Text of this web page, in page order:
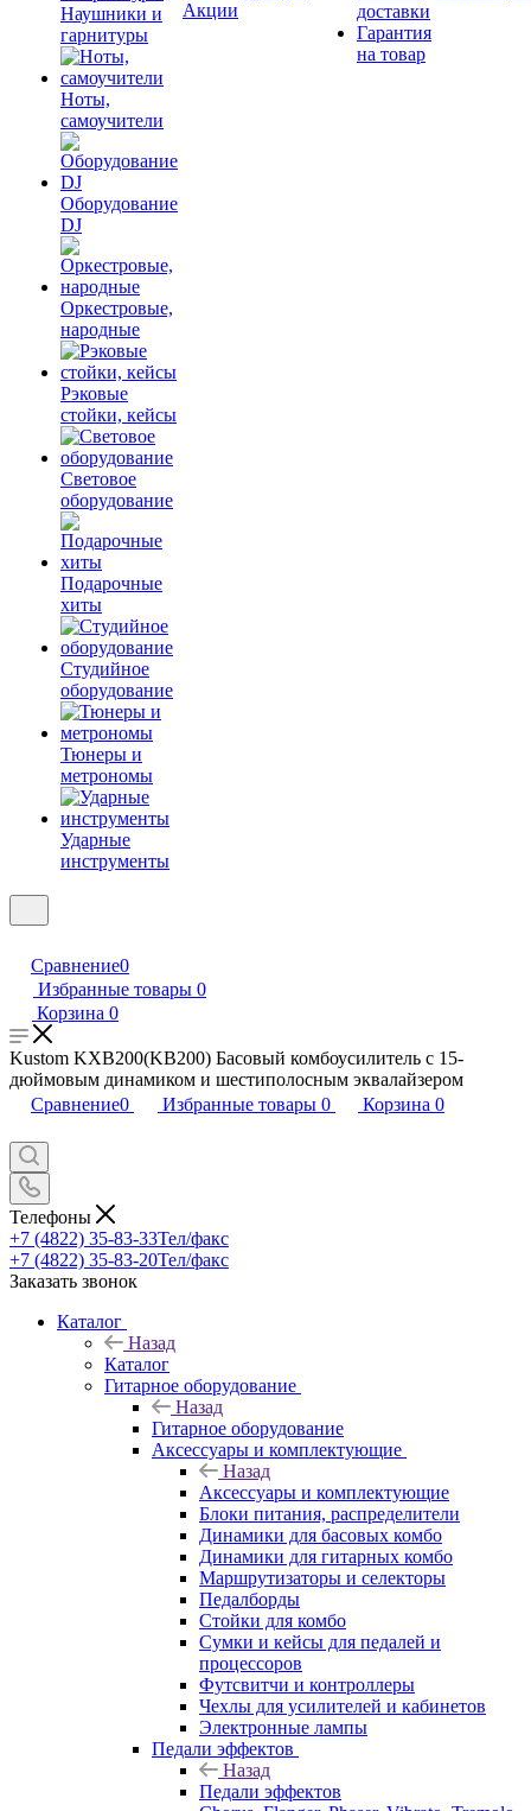
Наушники и
гарнитуры
Ноты,
самоучители
Оборудование
DJ
Оркестровые,
народные
Рэковые
стойки, кейсы
Световое
оборудование
Подарочные
хиты
Студийное
оборудование
Тюнеры и
метрономы
Ударные
инструменты
Акции
доставки
Гарантия
на товар
Сравнение0
Избранные товары 0
Корзина 0
Kustom KXB200(KB200) Басовый комбоусилитель с 15-
дюймовым динамиком и шестиполосным эквалайзером
Сравнение0 Избранные товары 0 Корзина 0
Телефоны
+7 (4822) 35-83-33Тел/факс
+7 (4822) 35-83-20Тел/факс
Заказать звонок
Каталог
Назад
Каталог
Гитарное оборудование
Назад
Гитарное оборудование
Аксессуары и комплектующие
Назад
Аксессуары и комплектующие
Блоки питания, распределители
Динамики для басовых комбо
Динамики для гитарных комбо
Маршрутизаторы и селекторы
Педалборды
Стойки для комбо
Сумки и кейсы для педалей и
процессоров
Футсвитчи и контроллеры
Чехлы для усилителей и кабинетов
Электронные лампы
Педали эффектов
Назад
Педали эффектов